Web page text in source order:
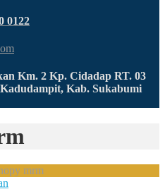
0122
Km. 2 Kp. Cidadap RT. 03
Kab. Sukabumi
mrm